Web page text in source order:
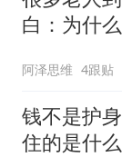
白：为什
阿泽思维 4跟贴
钱不是护
住的是什么